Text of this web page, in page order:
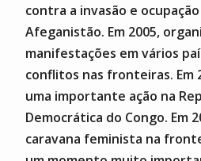
contra a invasão e
Afeganistão. Em 2005,
manifestações em vários
conflitos nas fronteiras. Em
uma importante ação na
Democrática do Congo. Em
caravana feminista na